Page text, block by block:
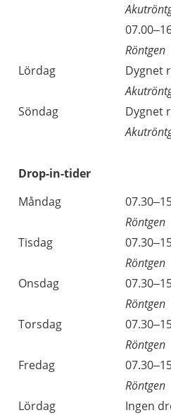
Röntgen
Lördag
Dygnet
Söndag
Dygnet
Drop-in-tider
Måndag
Röntgen
Tisdag
Röntgen
Onsdag
Röntgen
Torsdag
Röntgen
Fredag
Röntgen
Lördag
Ingen